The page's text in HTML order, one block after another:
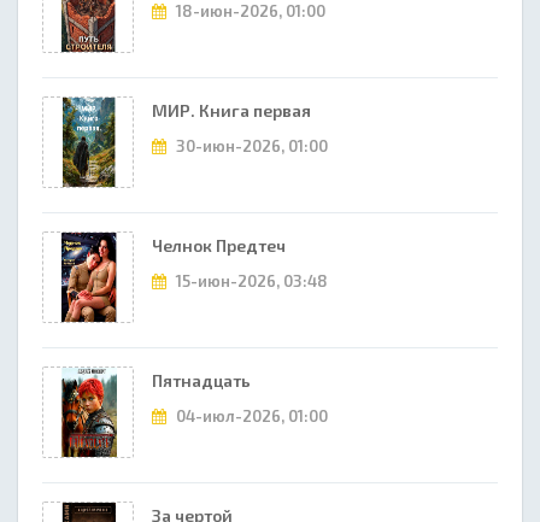
18-июн-2026, 01:00
МИР. Книга первая
30-июн-2026, 01:00
Челнок Предтеч
15-июн-2026, 03:48
Пятнадцать
04-июл-2026, 01:00
За чертой